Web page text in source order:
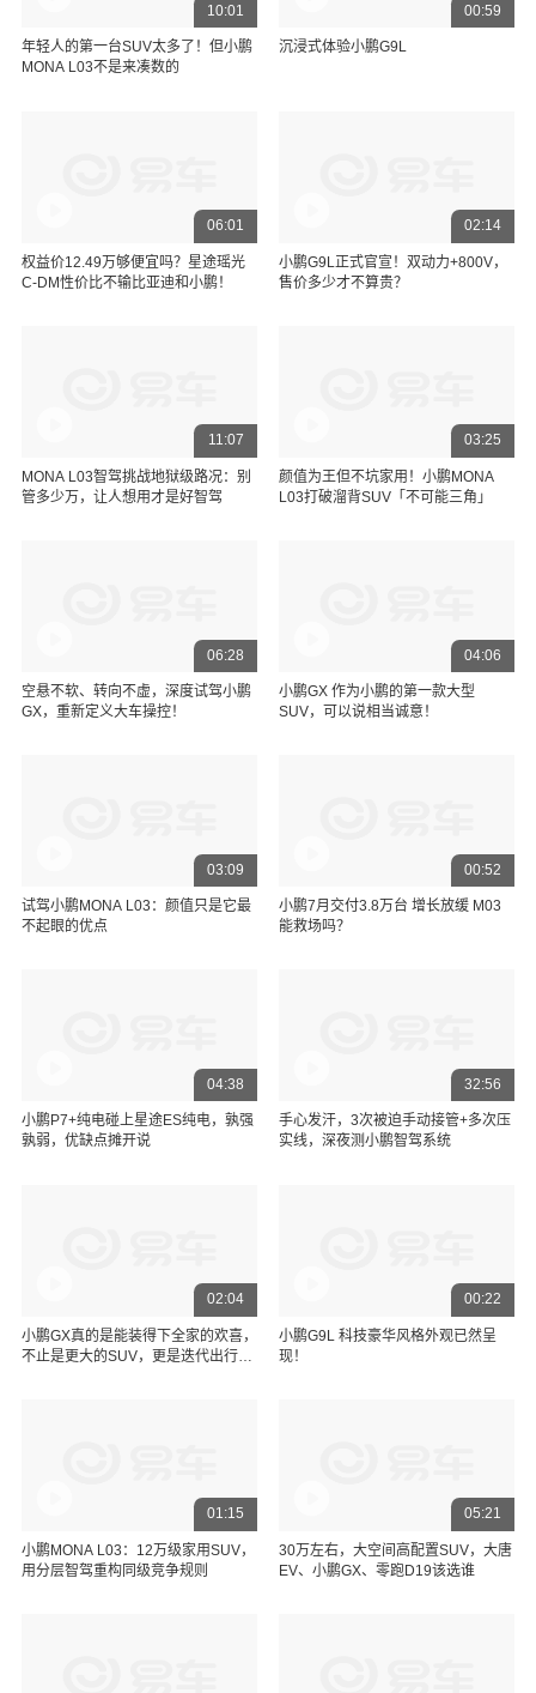
10:01
年轻人的第一台SUV太多了！但小鹏
MONA L03不是来凑数的
00:59
沉浸式体验小鹏G9L
06:01
权益价12.49万够便宜吗？星途瑶光
C-DM性价比不输比亚迪和小鹏！
02:14
小鹏G9L正式官宣！双动力+800V，
售价多少才不算贵？
11:07
MONA L03智驾挑战地狱级路况：别
管多少万，让人想用才是好智驾
03:25
颜值为王但不坑家用！小鹏MONA
L03打破溜背SUV「不可能三角」
06:28
空悬不软、转向不虚，深度试驾小鹏
GX，重新定义大车操控！
04:06
小鹏GX 作为小鹏的第一款大型
SUV，可以说相当诚意！
03:09
试驾小鹏MONA L03：颜值只是它最
不起眼的优点
00:52
小鹏7月交付3.8万台 增长放缓 M03
能救场吗？
04:38
小鹏P7+纯电碰上星途ES纯电，孰强
孰弱，优缺点摊开说
32:56
手心发汗，3次被迫手动接管+多次压
实线，深夜测小鹏智驾系统
02:04
小鹏GX真的是能装得下全家的欢喜，
不止是更大的SUV，更是迭代出行的
00:22
小鹏G9L 科技豪华风格外观已然呈
现！
01:15
小鹏MONA L03：12万级家用SUV，
用分层智驾重构同级竞争规则
05:21
30万左右，大空间高配置SUV，大唐
EV、小鹏GX、零跑D19该选谁